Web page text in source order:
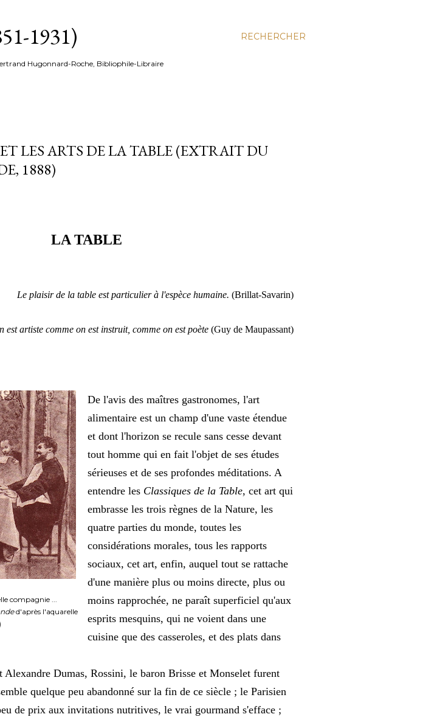
RECHERCHER
1931)
Hugonnard-Roche, Bibliophile-Libraire
LES ARTS DE LA TABLE (EXTRAIT DU
1888)
LA TABLE
Le plaisir de la table est particulier à l'espèce humaine. (Brillat-Savarin)
est artiste comme on est instruit, comme on est poète (Guy de Maupassant)
compagnie ...
d'après l'aquarelle
De l'avis des maîtres gastronomes, l'art
alimentaire est un champ d'une vaste étendue
et dont l'horizon se recule sans cesse devant
tout homme qui en fait l'objet de ses études
sérieuses et de ses profondes méditations. A
entendre les Classiques de la Table, cet art qui
embrasse les trois règnes de la Nature, les
quatre parties du monde, toutes les
considérations morales, tous les rapports
sociaux, cet art, enfin, auquel tout se rattache
d'une manière plus ou moins directe, plus ou
moins rapprochée, ne paraît superficiel qu'aux
esprits mesquins, qui ne voient dans une
cuisine que des casseroles, et des plats dans
Alexandre Dumas, Rossini, le baron Brisse et Monselet furent
quelque peu abandonné sur la fin de ce siècle ; le Parisien
de prix aux invitations nutritives, le vrai gourmand s'efface ;